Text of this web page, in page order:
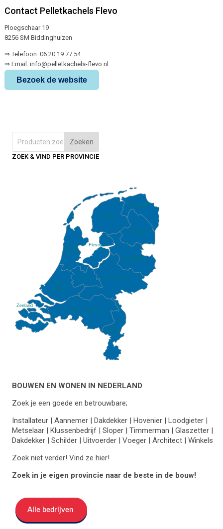
Contact Pelletkachels Flevo
Ploegschaar 19
8256 SM Biddinghuizen
⇒ Telefoon: 06 20 19 77 54
⇒ Email: info@pelletkachels-flevo.nl
Bezoek de website
Zoeken
ZOEK & VIND PER PROVINCIE
Drenthe
Flevoland
Fryslân
Gelderland
Groningen
Limburg
North Brabant
North
Holland
Overijssel
South
Holland
Utrecht
Zeeland
BOUWEN EN WONEN IN NEDERLAND
Zoek je een goede en betrouwbare;
Installateur | Aannemer | Dakdekker | Hovenier | Loodgieter |
Metselaar | Klussenbedrijf | Sloper | Timmerman | Glaszetter |
Dakdekker | Schilder | Uitvoerder | Voeger | Architect | Winkels
Zoek niet verder! Vind ze hier!
Zoek in je eigen provincie naar de beste in de bouw!
Alle bedrijven